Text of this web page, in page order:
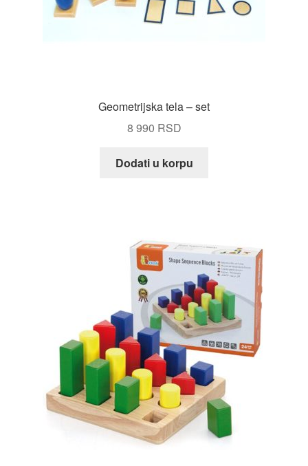
Geometrijska tela – set
8 990 RSD
Dodati u korpu